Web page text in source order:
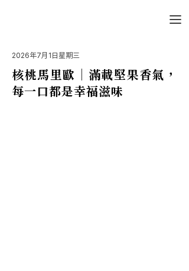
2026年7月1日星期三
核桃馬里歐｜滿載堅果香氣，
每一口都是幸福滋味